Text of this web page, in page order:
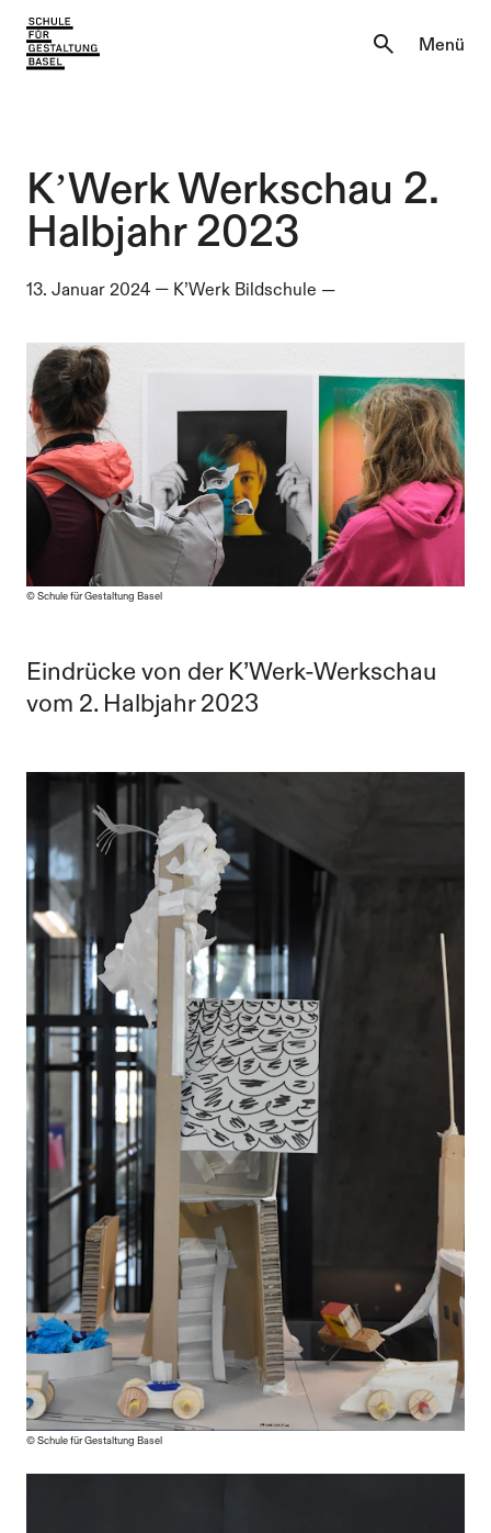
Einblicke
Lernen & Entdecken
Institutionen
Menü
Aktuell
Lernen & Entdecken
Über uns
Institutionen
KʼWerk Werkschau 2.
Halbjahr 2023
13. Januar 2024 — K’Werk Bildschule —
© Schule für Gestaltung Basel
Eindrücke von der K’Werk-Werkschau
vom 2. Halbjahr 2023
© Schule für Gestaltung Basel